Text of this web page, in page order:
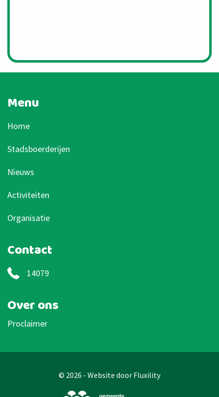
Menu
Home
Stadsboerderijen
Nieuws
Activiteiten
Organisatie
Contact
14079
Over ons
Proclaimer
© 2026 - Website door Fluxility